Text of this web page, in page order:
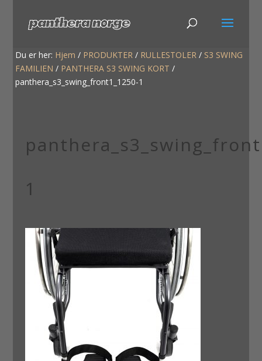
Du er her: Hjem / PRODUKTER / RULLESTOLER / S3 SWING
FAMILIEN / PANTHERA S3 SWING KORT /
panthera_s3_swing_front1_1250-1
1